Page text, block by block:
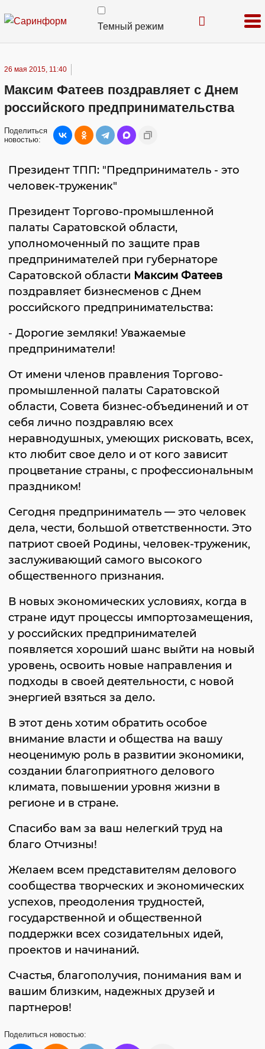
Темный режим
26 мая 2015, 11:40
Максим Фатеев поздравляет с Днем
российского предпринимательства
Поделиться
новостью:
Президент ТПП: "Предприниматель - это
человек-труженик"
Президент Торгово-промышленной
палаты Саратовской области,
уполномоченный по защите прав
предпринимателей при губернаторе
Саратовской области Максим Фатеев
поздравляет бизнесменов с Днем
российского предпринимательства:
- Дорогие земляки! Уважаемые
предприниматели!
От имени членов правления Торгово-
промышленной палаты Саратовской
области, Совета бизнес-объединений и от
себя лично поздравляю всех
неравнодушных, умеющих рисковать, всех,
кто любит свое дело и от кого зависит
процветание страны, с профессиональным
праздником!
Сегодня предприниматель — это человек
дела, чести, большой ответственности. Это
патриот своей Родины, человек-труженик,
заслуживающий самого высокого
общественного признания.
В новых экономических условиях, когда в
стране идут процессы импортозамещения,
у российских предпринимателей
появляется хороший шанс выйти на новый
уровень, освоить новые направления и
подходы в своей деятельности, с новой
энергией взяться за дело.
В этот день хотим обратить особое
внимание власти и общества на вашу
неоценимую роль в развитии экономики,
создании благоприятного делового
климата, повышении уровня жизни в
регионе и в стране.
Спасибо вам за ваш нелегкий труд на
благо Отчизны!
Желаем всем представителям делового
сообщества творческих и экономических
успехов, преодоления трудностей,
государственной и общественной
поддержки всех созидательных идей,
проектов и начинаний.
Счастья, благополучия, понимания вам и
вашим близким, надежных друзей и
партнеров!
Поделиться новостью: